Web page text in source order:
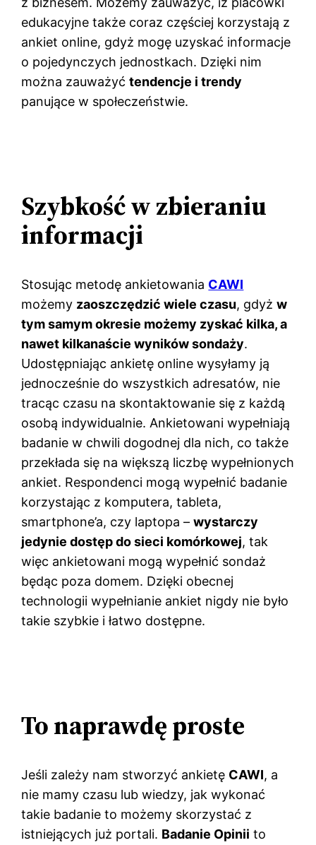
edukacyjne także coraz częściej korzystają z
ankiet online, gdyż mogę uzyskać informacje
o pojedynczych jednostkach. Dzięki nim
można zauważyćtendencje i trendy
panujące w społeczeństwie.
Szybkość w zbieraniu
informacji
Stosując metodę ankietowania CAWI
możemy zaoszczędzić wiele czasu, gdyżw
tym samym okresie możemy zyskać kilka, a
nawet kilkanaście wyników sondaży.
Udostępniając ankietę online wysyłamy ją
jednocześnie do wszystkich adresatów, nie
tracąc czasu na skontaktowanie się z każdą
osobą indywidualnie. Ankietowani wypełniają
badanie w chwili dogodnej dla nich, co także
przekłada się na większą liczbę wypełnionych
ankiet. Respondenci mogą wypełnić badanie
korzystając z komputera, tableta,
smartphone’a, czy laptopa –wystarczy
jedynie dostęp do sieci komórkowej, tak
więc ankietowani mogą wypełnić sondaż
będąc poza domem. Dzięki obecnej
technologii wypełnianie ankiet nigdy nie było
takie szybkie i łatwo dostępne.
To naprawdę proste
Jeśli zależy nam stworzyć ankietę CAWI, a
nie mamy czasu lub wiedzy, jak wykonać
takie badanie to możemy skorzystać z
istniejących już portali. Badanie Opinii to